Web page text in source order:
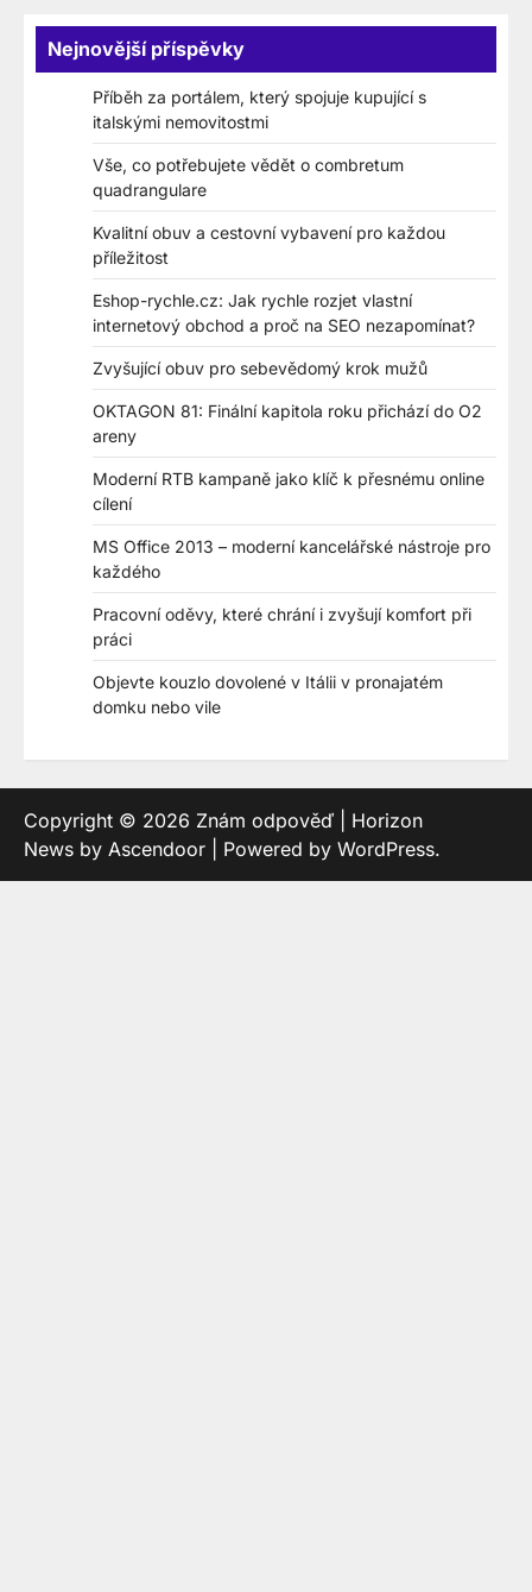
Nejnovější příspěvky
Příběh za portálem, který spojuje kupující s
italskými nemovitostmi
Vše, co potřebujete vědět o combretum
quadrangulare
Kvalitní obuv a cestovní vybavení pro každou
příležitost
Eshop-rychle.cz: Jak rychle rozjet vlastní
internetový obchod a proč na SEO nezapomínat?
Zvyšující obuv pro sebevědomý krok mužů
OKTAGON 81: Finální kapitola roku přichází do O2
areny
Moderní RTB kampaně jako klíč k přesnému online
cílení
MS Office 2013 – moderní kancelářské nástroje pro
každého
Pracovní oděvy, které chrání i zvyšují komfort při
práci
Objevte kouzlo dovolené v Itálii v pronajatém
domku nebo vile
Copyright © 2026 Znám odpověď | Horizon
News by Ascendoor | Powered by WordPress.